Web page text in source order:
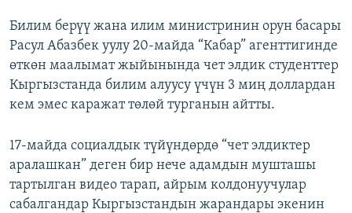
Билим берүү жана илим министринин орун басары
Расул Абазбек уулу 20-майда “Кабар” агенттигинде
өткөн маалымат жыйынында чет элдик студенттер
Кыргызстанда билим алуусу үчүн 3 миң доллардан
кем эмес каражат төлөй турганын айтты.
17-майда социалдык түйүндөрдө “чет элдиктер
аралашкан” деген бир нече адамдын мушташы
тартылган видео тарап, айрым колдонуучулар
сабалгандар Кыргызстандын жарандары экенин